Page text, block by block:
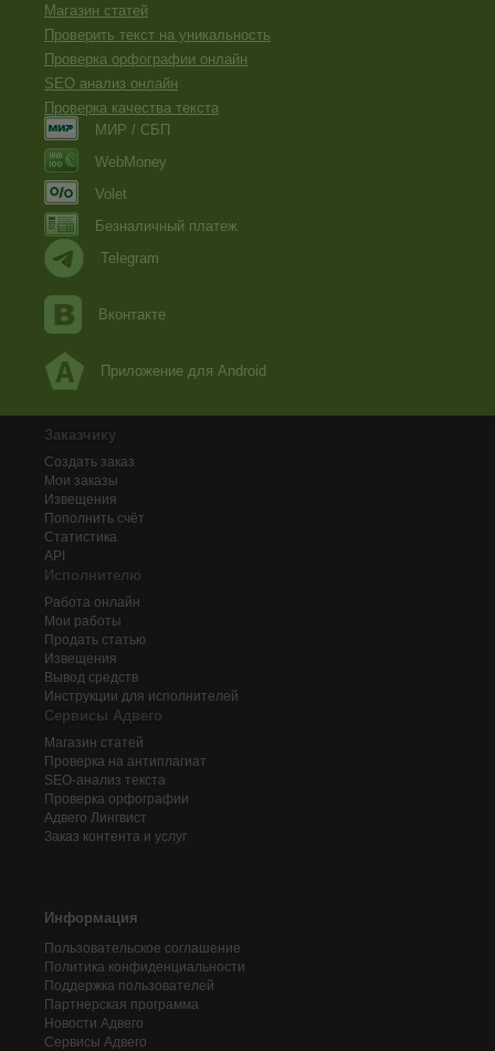
Магазин статей
Проверить текст на уникальность
Проверка орфографии онлайн
SEO анализ онлайн
Проверка качества текста
МИР / СБП
WebMoney
Volet
Безналичный платеж
Telegram
Вконтакте
Приложение для Android
Заказчику
Создать заказ
Мои заказы
Извещения
Пополнить счёт
Статистика
API
Исполнителю
Работа онлайн
Мои работы
Продать статью
Извещения
Вывод средств
Инструкции для исполнителей
Сервисы Адвего
Магазин статей
Проверка на антиплагиат
SEO-анализ текста
Проверка орфографии
Адвего Лингвист
Заказ контента и услуг
Информация
Пользовательское соглашение
Политика конфиденциальности
Поддержка пользователей
Партнерская программа
Новости Адвего
Сервисы Адвего